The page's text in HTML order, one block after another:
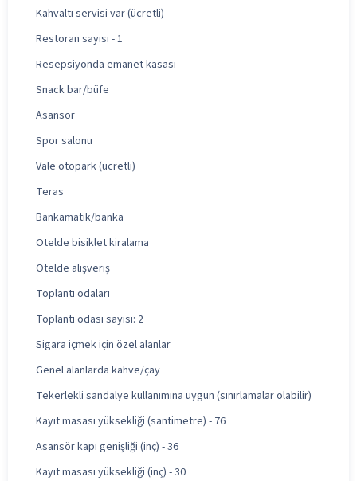
Kahvaltı servisi var (ücretli)
Restoran sayısı - 1
Resepsiyonda emanet kasası
Snack bar/büfe
Asansör
Spor salonu
Vale otopark (ücretli)
Teras
Bankamatik/banka
Otelde bisiklet kiralama
Otelde alışveriş
Toplantı odaları
Toplantı odası sayısı: 2
Sigara içmek için özel alanlar
Genel alanlarda kahve/çay
Tekerlekli sandalye kullanımına uygun (sınırlamalar olabilir)
Kayıt masası yüksekliği (santimetre) - 76
Asansör kapı genişliği (inç) - 36
Kayıt masası yüksekliği (inç) - 30